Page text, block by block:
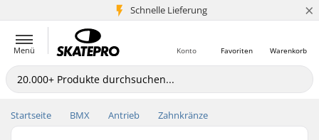
Schnelle Lieferung
5+ Mio. Kunden ×
Menü Warenkorb
Favoriten
Konto
Startseite BMX Antrieb Zahnkränze